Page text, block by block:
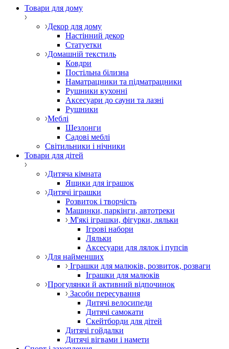
Товари для дому
Декор для дому
Настінний декор
Статуетки
Домашній текстиль
Ковдри
Постільна білизна
Наматрацники та підматрацники
Рушники кухонні
Аксесуари до сауни та лазні
Рушники
Меблі
Шезлонги
Садові меблі
Світильники і нічники
Товари для дітей
Дитяча кімната
Ящики для іграшок
Дитячі іграшки
Розвиток і творчість
Машинки, паркінги, автотреки
М'які іграшки, фігурки, ляльки
Ігрові набори
Ляльки
Аксесуари для лялок і пупсів
Для найменших
Іграшки для малюків, розвиток, розваги
Іграшки для малюків
Прогулянки й активний відпочинок
Засоби пересування
Дитячі велосипеди
Дитячі самокати
Скейтборди для дітей
Дитячі гойдалки
Дитячі вігвами і намети